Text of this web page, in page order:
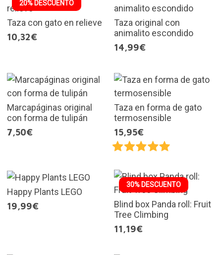
20% DESCUENTO
Taza con gato en relieve
10,32€
Taza original con
animalito escondido
14,99€
Marcapáginas original
con forma de tulipán
7,50€
Taza en forma de gato
termosensible
15,95€
Happy Plants LEGO
19,99€
30% DESCUENTO
Blind box Panda roll: Fruit
Tree Climbing
11,19€